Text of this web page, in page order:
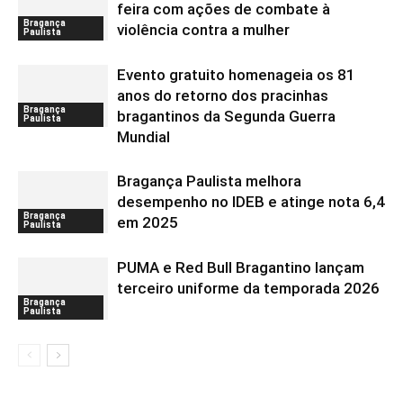
Bragança
Paulista
feira com ações de combate à
violência contra a mulher
Bragança
Paulista
Evento gratuito homenageia os 81
anos do retorno dos pracinhas
bragantinos da Segunda Guerra
Mundial
Bragança
Paulista
Bragança Paulista melhora
desempenho no IDEB e atinge nota 6,4
em 2025
Bragança
Paulista
PUMA e Red Bull Bragantino lançam
terceiro uniforme da temporada 2026